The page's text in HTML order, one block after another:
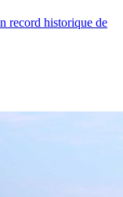
record historique de